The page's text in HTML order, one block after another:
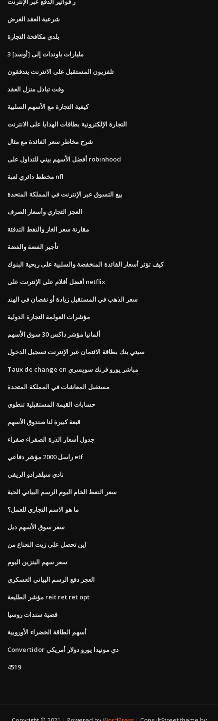
شرعية العقد الغرض
بلدي مكافحة التجارة
3 مليارات باوندات إلى [أوسد]
تلفزيون المستقبل على الانترنت يتدفقون
وقت تبادل منزل العقد
كيفية التجارة مع الأسهم السلبية
التجارة الإلكترونية بطاقات الهدايا على الانترنت
شرح مخاطر سعر الفائدة مع مثال
أفضل الأسهم بيني للتداول على robinhood
مخطط دائري لعبة nfl
بيع التسوق عبر الإنترنت في المملكة المتحدة
العجز التجاري وأسعار الصرف
مقارنة سعر الغاز والنفط التدفئة
تأجير الفضة والفضة
كيف تؤثر أسعار الفائدة المنخفضة والسلبية على ربحية البنوك
أفضل أفلام على الإنترنت على netflix
سعر الذهب في المستقبل زيادة أو نقصان في الهند
مؤشرات العولمة التجارة الدولية
ألمانيا مؤشر داكس 30 سوق الأسهم
سيتي بنك بطاقة الائتمان عبر الإنترنت تسجيل الدخول
Taux de change en مباشر يورو فرنك سويسري
مستقبل المعاشات في المملكة المتحدة
حسابات القيمة المستقبلية تنطوي
قبعة كبيرة لنا صندوق الأسهم
جدول أسعار الذرة الصفراء صفراء
راسل 2000 مؤشر دفاعي etf
نادي سيلفرادو الريفي
سعر النفط الخام اليوم الرسم البياني الحية
ما هو الاسم التجاري للعمل؟
سعر سوق الأسهم ديل
اين تحصل على زيت النعناع من
سعر سهم البنزين اليوم
العجز دفع الرسم البياني العسكري
مؤشر الطليعة reit ret ret opt
قضية سندات روسيا
أسهم الطاقة الخضراء الأوروبية
Convertidor دي مونيدا يورو دولار أمريكي
4519